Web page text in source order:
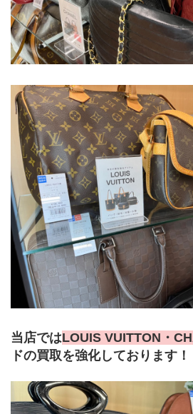
当店ではLOUIS VUITTON・
ドの買取を強化しております！